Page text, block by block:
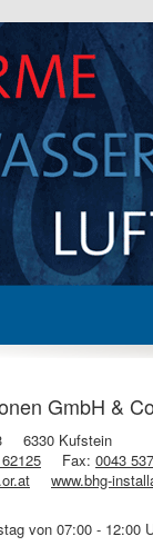
GmbH &
6330 Kufstein
Fax: 0043
www.bhg-
von 07:00 - 12:00